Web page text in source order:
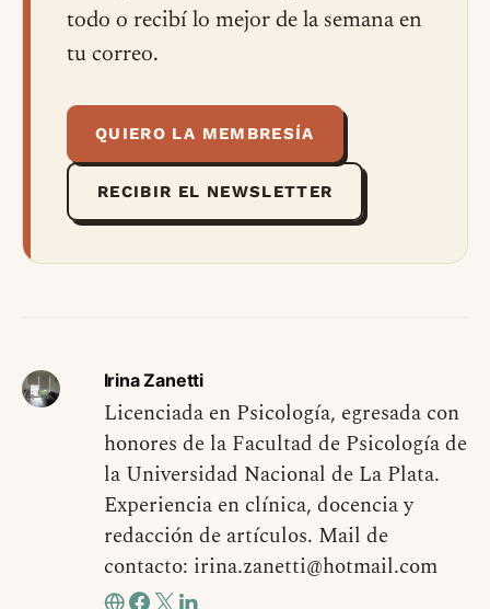
todo o recibí lo mejor de la semana en
tu correo.
QUIERO LA MEMBRESÍA
RECIBIR EL NEWSLETTER
Irina Zanetti
Licenciada en Psicología, egresada con
honores de la Facultad de Psicología de
la Universidad Nacional de La Plata.
Experiencia en clínica, docencia y
redacción de artículos. Mail de
contacto: irina.zanetti@hotmail.com